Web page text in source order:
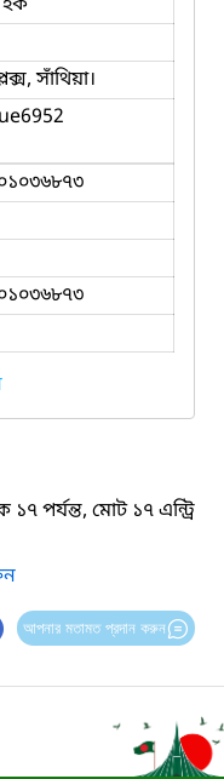
সাঁথিয়া।
পর্যন্ত, মোট ১৭ এন্ট্রি
আপনার মতামত প্রদান করুন